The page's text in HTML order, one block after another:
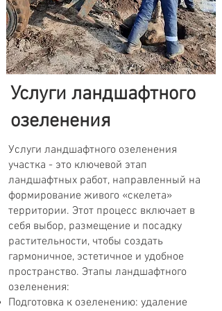
Услуги ландшафтного
озеленения
Услуги ландшафтного озеленения
участка - это ключевой этап
ландшафтных работ, направленный на
формирование живого «скелета»
территории. Этот процесс включает в
себя выбор, размещение и посадку
растительности, чтобы создать
гармоничное, эстетичное и удобное
пространство. Этапы ландшафтного
озеленения:
Подготовка к озеленению: удаление